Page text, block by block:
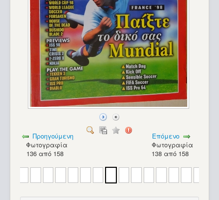
Προηγούμενη
Φωτογραφία
136 από 158
Επόμενο
Φωτογραφία
138 από 158